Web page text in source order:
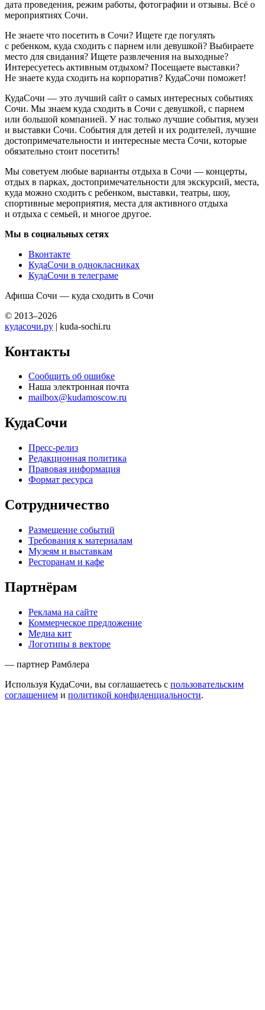
дата проведения, режим работы, фотографии и отзывы. Всё о
мероприятиях Сочи.
Не знаете что посетить в Сочи? Ищете где погулять
с ребенком, куда сходить с парнем или девушкой? Выбираете
место для свидания? Ищете развлечения на выходные?
Интересуетесь активным отдыхом? Посещаете выставки?
Не знаете куда сходить на корпоратив? КудаСочи поможет!
КудаСочи — это лучший сайт о самых интересных событиях
Сочи. Мы знаем куда сходить в Сочи с девушкой, с парнем
или большой компанией. У нас только лучшие события, музеи
и выставки Сочи. События для детей и их родителей, лучшие
достопримечательности и интересные места Сочи, которые
обязательно стоит посетить!
Мы советуем любые варианты отдыха в Сочи — концерты,
отдых в парках, достопримечательности для экскурсий, места,
куда можно сходить с ребенком, выставки, театры, шоу,
спортивные мероприятия, места для активного отдыха
и отдыха с семьей, и многое другое.
Мы в социальных сетях
Вконтакте
КудаСочи в однокласниках
КудаСочи в телеграме
Афиша Сочи — куда сходить в Сочи
© 2013–2026
кудасочи.ру | kuda-sochi.ru
Контакты
Сообщить об ошибке
Наша электронная почта
mailbox@kudamoscow.ru
КудаСочи
Пресс-релиз
Редакционная политика
Правовая информация
Формат ресурса
Сотрудничество
Размещение событий
Требования к материалам
Музеям и выставкам
Ресторанам и кафе
Партнёрам
Реклама на сайте
Коммерческое предложение
Медиа кит
Логотипы в векторе
— партнер Рамблера
Используя КудаСочи, вы соглашаетесь с пользовательским
соглашением и политикой конфиденциальности.